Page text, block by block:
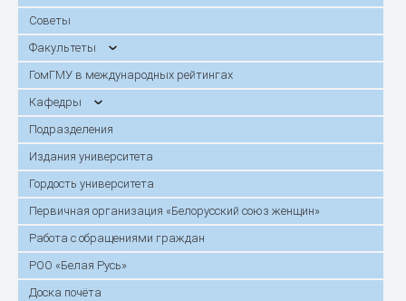
Советы
Факультеты
ГомГМУ в международных рейтингах
Кафедры
Подразделения
Издания университета
Гордость университета
Первичная организация «Белорусский союз женщин»
Работа с обращениями граждан
РОО «Белая Русь»
Доска почёта